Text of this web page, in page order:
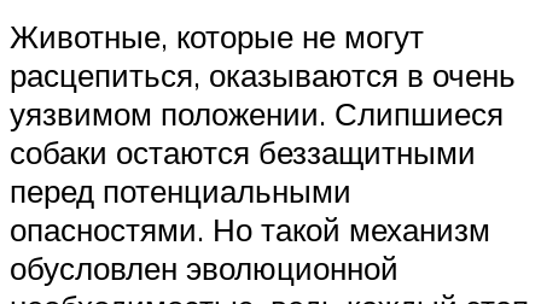
Животные, которые не могут
расцепиться, оказываются в очень
уязвимом положении. Слипшиеся
собаки остаются беззащитными
перед потенциальными
опасностями. Но такой механизм
обусловлен эволюционной